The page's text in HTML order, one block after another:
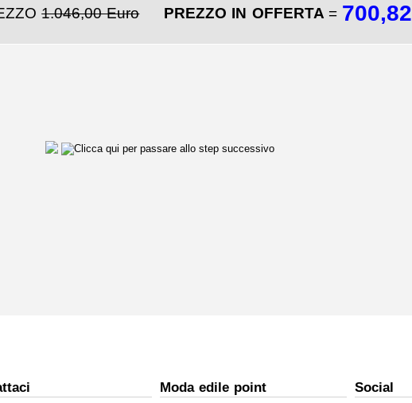
1.046,00 Euro PREZZO IN OFFERTA = 700,82
Moda edile point Social